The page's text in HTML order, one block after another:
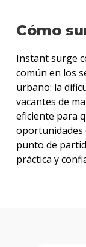
Cómo
Instant surge
común en los
urbano: la
vacantes de
eficiente para
oportunidades
punto de
práctica y